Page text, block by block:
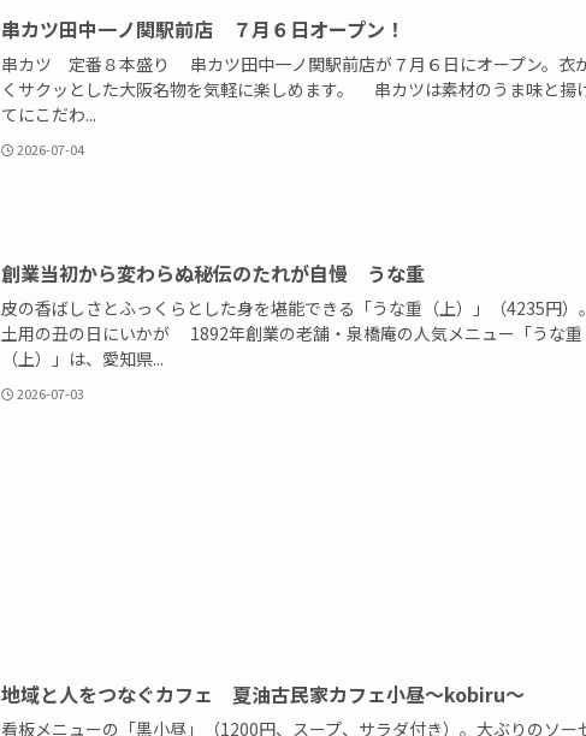
串カツ田中一ノ関駅前店 ７月６日オープン！
串カツ 定番８本盛り 串カツ田中一ノ関駅前店が７月６日にオープン。衣
くサクッとした大阪名物を気軽に楽しめます。 串カツは素材のうま味と揚
てにこだわ...
2026-07-04
創業当初から変わらぬ秘伝のたれが自慢 うな重
皮の香ばしさとふっくらとした身を堪能できる「うな重（上）」（4235円）
土用の丑の日にいかが 1892年創業の老舗・泉橋庵の人気メニュー「うな重
（上）」は、愛知県...
2026-07-03
地域と人をつなぐカフェ 夏油古民家カフェ小昼～kobiru～
看板メニューの「黒小昼」（1200円、スープ、サラダ付き）。大ぶりのソー